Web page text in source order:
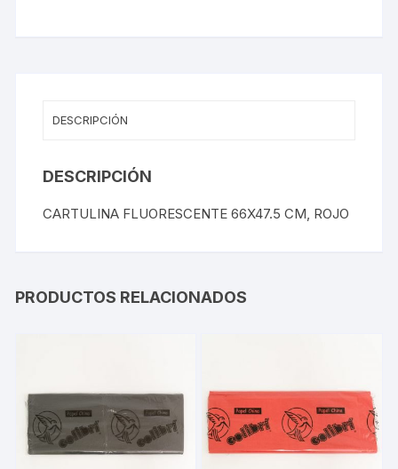
DESCRIPCIÓN
DESCRIPCIÓN
CARTULINA FLUORESCENTE 66X47.5 CM, ROJO
PRODUCTOS RELACIONADOS